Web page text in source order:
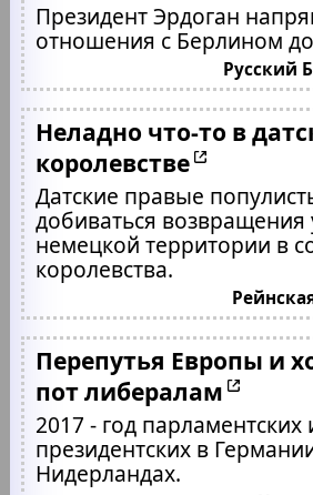
Президент Эрдоган
отношения с Берлином
Русский
Неладно что-то в
королевстве
Датские правые
добиваться возвращения
немецкой территории в
королевства.
Перепутья Европы и
пот либералам
2017 - год парламентских
президентских в
Нидерландах.